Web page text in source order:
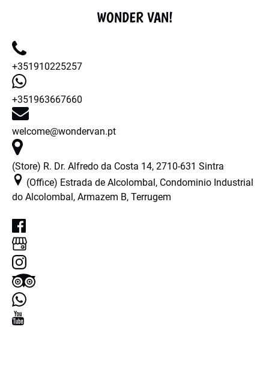
WONDER VAN!
+351910225257
+351963667660
welcome@wondervan.pt
(Store) R. Dr. Alfredo da Costa 14, 2710-631 Sintra
(Office) Estrada de Alcolombal, Condominio Industrial
do Alcolombal, Armazem B, Terrugem